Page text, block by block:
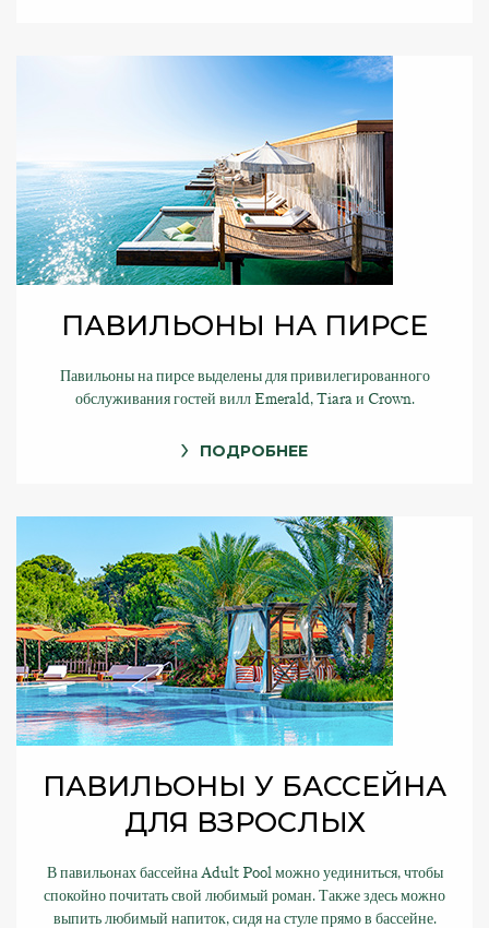
ПАВИЛЬОНЫ НА ПИРСЕ
Павильоны на пирсе выделены для привилегированного
обслуживания гостей вилл Emerald, Tiara и Crown.
ПОДРОБНЕЕ
ПАВИЛЬОНЫ У БАССЕЙНА
ДЛЯ ВЗРОСЛЫХ
В павильонах бассейна Adult Pool можно уединиться, чтобы
спокойно почитать свой любимый роман. Также здесь можно
выпить любимый напиток, сидя на стуле прямо в бассейне.